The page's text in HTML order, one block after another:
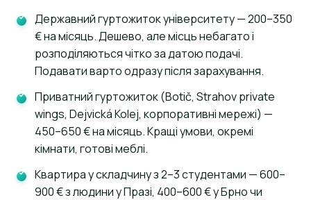
Державний гуртожиток університету — 200–350
€ на місяць. Дешево, але місць небагато і
розподіляються чітко за датою подачі.
Подавати варто одразу після зарахування.
Приватний гуртожиток (Botič, Strahov private
wings, Dejvická Kolej, корпоративні мережі) —
450–650 € на місяць. Кращі умови, окремі
кімнати, готові меблі.
Квартира у складчину з 2–3 студентами — 600–
900 € з людини у Празі, 400–600 € у Брно чи